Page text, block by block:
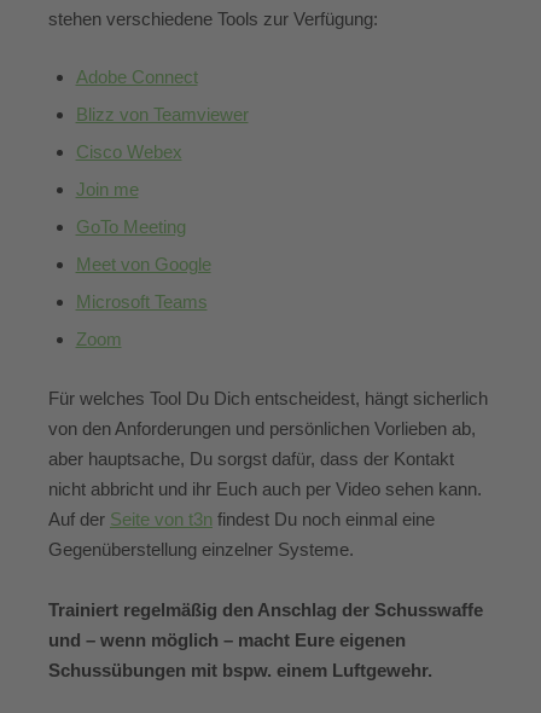
stehen verschiedene Tools zur Verfügung:
Adobe Connect
Blizz von Teamviewer
Cisco Webex
Join me
GoTo Meeting
Meet von Google
Microsoft Teams
Zoom
Für welches Tool Du Dich entscheidest, hängt sicherlich
von den Anforderungen und persönlichen Vorlieben ab,
aber hauptsache, Du sorgst dafür, dass der Kontakt
nicht abbricht und ihr Euch auch per Video sehen kann.
Auf der Seite von t3n findest Du noch einmal eine
Gegenüberstellung einzelner Systeme.
Trainiert regelmäßig den Anschlag der Schusswaffe
und – wenn möglich – macht Eure eigenen
Schussübungen mit bspw. einem Luftgewehr.